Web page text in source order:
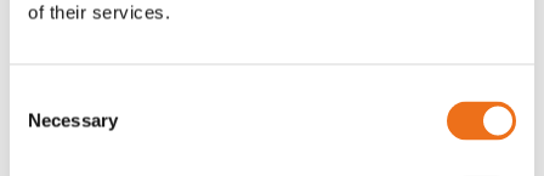
of their services.
Selection
Necessary